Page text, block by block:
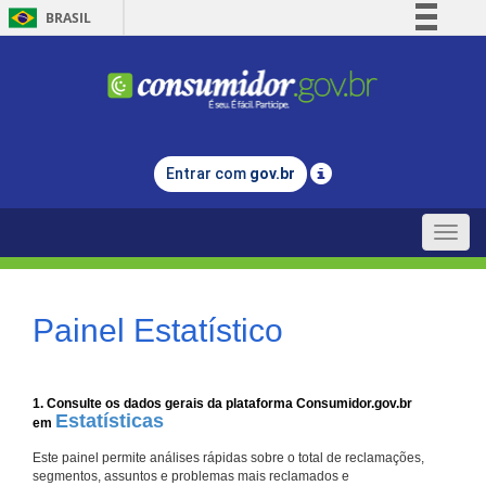
BRASIL
Comunica BR
Legislação
Entrar com gov.br
Toggle
Painel Estatístico
1. Consulte os dados gerais da plataforma Consumidor.gov.br
em Estatísticas
Este painel permite análises rápidas sobre o total de reclamações,
segmentos, assuntos e problemas mais reclamados e